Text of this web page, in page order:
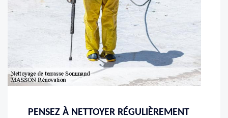
PENSEZ À NETTOYER RÉGULIÈREMENT